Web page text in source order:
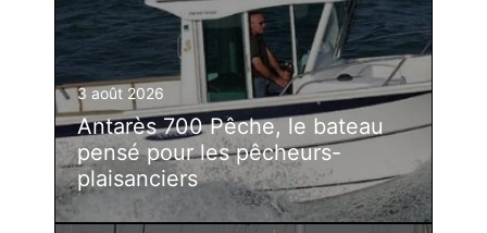
3 août 2026
Antarès 700 Pêche, le bateau
pensé pour les pêcheurs-
plaisanciers